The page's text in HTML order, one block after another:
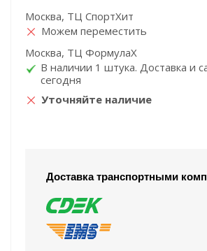
Москва, ТЦ СпортХит
Можем переместить
Москва, ТЦ ФормулаХ
В наличии 1 штука. Доставка и
сегодня
Уточняйте наличие
Доставка транспортными